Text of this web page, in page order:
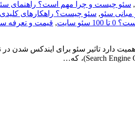
, سئو چیست و چرا مهم است؟ راهنمای سئو
, سئو چیست؟ راهکارهای
سایت , قیمت و تعرفه سئو سایت در
دارد تاثیر سئو برای ایندکس شدن در